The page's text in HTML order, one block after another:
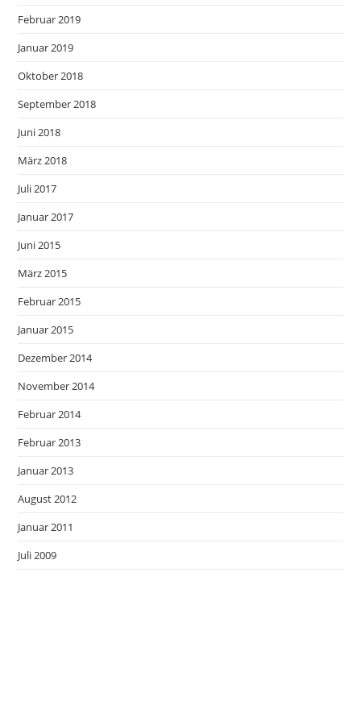
Februar 2019
Januar 2019
Oktober 2018
September 2018
Juni 2018
März 2018
Juli 2017
Januar 2017
Juni 2015
März 2015
Februar 2015
Januar 2015
Dezember 2014
November 2014
Februar 2014
Februar 2013
Januar 2013
August 2012
Januar 2011
Juli 2009